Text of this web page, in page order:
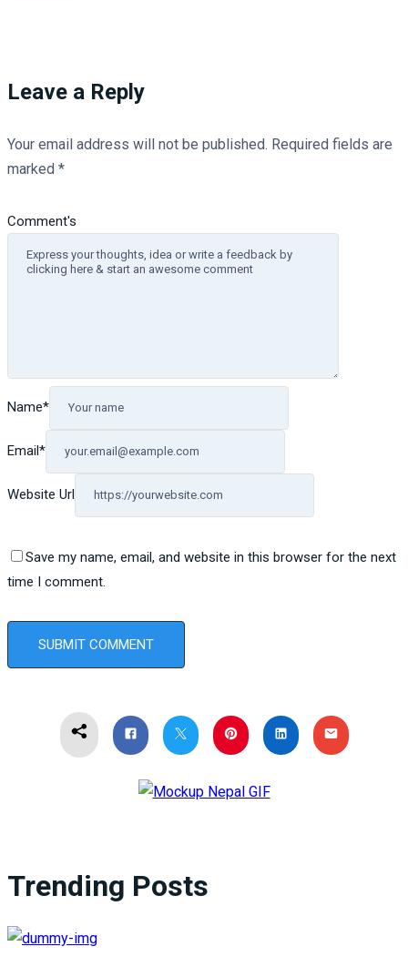
Leave a Reply
Your email address will not be published. Required fields are
marked *
Comment's
Name*
Email*
Website Url
Save my name, email, and website in this browser for the next
time I comment.
Trending Posts